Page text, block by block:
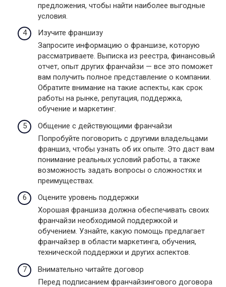
предложения, чтобы найти наиболее выгодные
условия.
Изучите франшизу
Запросите информацию о франшизе, которую
рассматриваете. Выписка из реестра, финансовый
отчет, опыт других франчайзи — все это поможет
вам получить полное представление о компании.
Обратите внимание на такие аспекты, как срок
работы на рынке, репутация, поддержка,
обучение и маркетинг.
Общение с действующими франчайзи
Попробуйте поговорить с другими владельцами
франшиз, чтобы узнать об их опыте. Это даст вам
понимание реальных условий работы, а также
возможность задать вопросы о сложностях и
преимуществах.
Оцените уровень поддержки
Хорошая франшиза должна обеспечивать своих
франчайзи необходимой поддержкой и
обучением. Узнайте, какую помощь предлагает
франчайзер в области маркетинга, обучения,
технической поддержки и других аспектов.
Внимательно читайте договор
Перед подписанием франчайзингового договора